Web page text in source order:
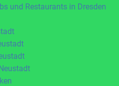
und Restaurants in Dresden